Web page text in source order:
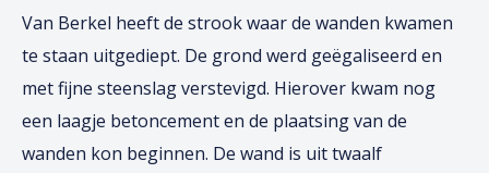
Van Berkel heeft de strook waar de wanden kwamen
te staan uitgediept. De grond werd geëgaliseerd en
met fijne steenslag verstevigd. Hierover kwam nog
een laagje betoncement en de plaatsing van de
wanden kon beginnen. De wand is uit twaalf